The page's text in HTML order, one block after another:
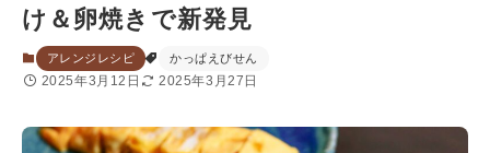
け＆卵焼きで新発見
アレンジレシピ かっぱえびせん
2025年3月12日 2025年3月27日